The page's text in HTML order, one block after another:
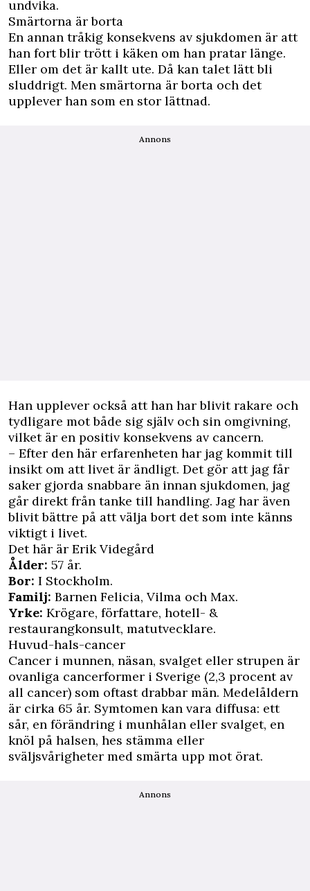
undvika.
Smärtorna är borta
En annan tråkig konsekvens av sjukdomen är att
han fort blir trött i käken om han pratar länge.
Eller om det är kallt ute. Då kan talet lätt bli
sluddrigt. Men smärtorna är borta och det
upplever han som en stor lättnad.
Annons
Han upplever också att han har blivit rakare och
tydligare mot både sig själv och sin omgivning,
vilket är en positiv konsekvens av cancern.
– Efter den här erfarenheten har jag kommit till
insikt om att livet är ändligt. Det gör att jag får
saker gjorda snabbare än innan sjukdomen, jag
går direkt från tanke till handling. Jag har även
blivit bättre på att välja bort det som inte känns
viktigt i livet.
Det här är Erik Videgård
Ålder: 57 år.
Bor: I Stockholm.
Familj: Barnen Felicia, Vilma och Max.
Yrke: Krögare, författare, hotell- &
restaurangkonsult, matutvecklare.
Huvud-hals-cancer
Cancer i munnen, näsan, svalget eller strupen är
ovanliga cancerformer i Sverige (2,3 procent av
all cancer) som oftast drabbar män. Medelåldern
är cirka 65 år. Symtomen kan vara diffusa: ett
sår, en förändring i munhålan eller svalget, en
knöl på halsen, hes stämma eller
sväljsvårigheter med smärta upp mot örat.
Annons